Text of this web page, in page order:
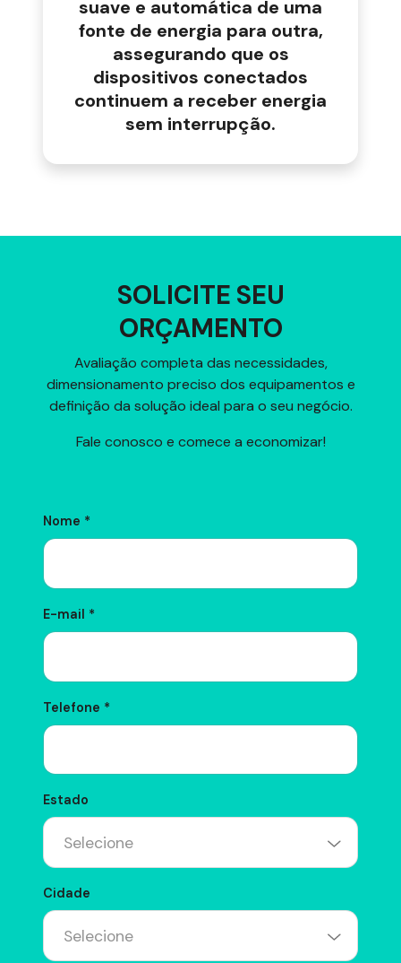
suave e automática de uma
fonte de energia para outra,
assegurando que os
dispositivos conectados
continuem a receber energia
sem interrupção.
SOLICITE SEU
ORÇAMENTO
Avaliação completa das necessidades,
dimensionamento preciso dos equipamentos e
definição da solução ideal para o seu negócio.
Fale conosco e comece a economizar!
Nome *
E-mail *
Telefone *
Estado
Cidade